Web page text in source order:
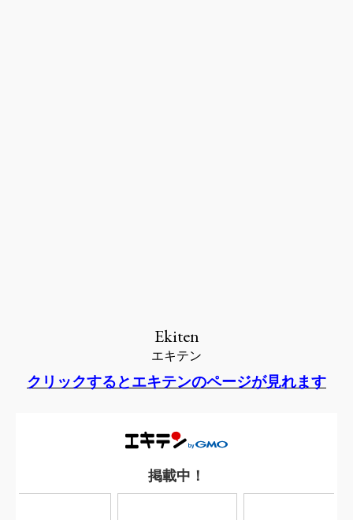
Ekiten
エキテン
クリックするとエキテンのページが見れます